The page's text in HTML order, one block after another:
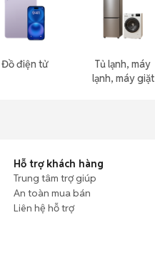
Đồ điện tử
Tủ lạnh, máy
lạnh, máy giặt
Hỗ trợ khách hàng
Trung tâm trợ giúp
An toàn mua bán
Liên hệ hỗ trợ